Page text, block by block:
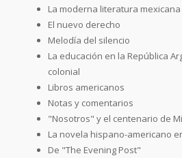
La moderna literatura mexicana
El nuevo derecho
Melodía del silencio
La educación en la República
colonial
Libros americanos
Notas y comentarios
"Nosotros" y el centenario de
La novela hispano-americano
De "The Evening Post"